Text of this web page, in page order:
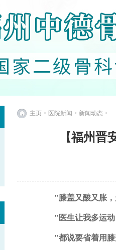
主页 > 医院新闻 > 新闻动态 >
【福州晋
"膝盖又酸又胀，
"医生让我多运动
"都说要省着用膝